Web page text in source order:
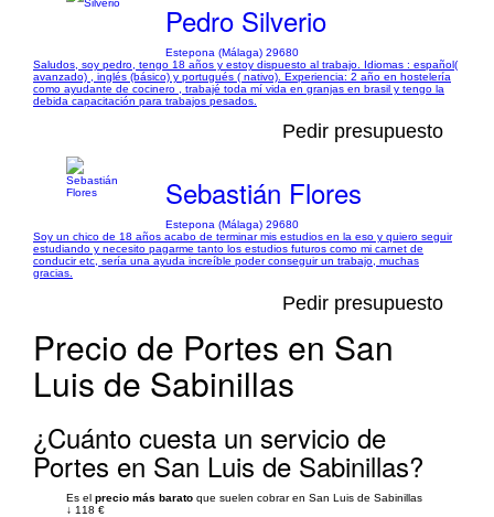
Pedro Silverio
Estepona (Málaga) 29680
Saludos, soy pedro, tengo 18 años y estoy dispuesto al trabajo. Idiomas : español(
avanzado) , inglés (básico) y portugués ( nativo). Experiencia: 2 año en hostelería
como ayudante de cocinero , trabajé toda mí vida en granjas en brasil y tengo la
debida capacitación para trabajos pesados.
Pedir presupuesto
Sebastián Flores
Estepona (Málaga) 29680
Soy un chico de 18 años acabo de terminar mis estudios en la eso y quiero seguir
estudiando y necesito pagarme tanto los estudios futuros como mi carnet de
conducir etc, sería una ayuda increíble poder conseguir un trabajo, muchas
gracias.
Pedir presupuesto
Precio de Portes en San
Luis de Sabinillas
¿Cuánto cuesta un servicio de
Portes en San Luis de Sabinillas?
Es el precio más barato que suelen cobrar en San Luis de Sabinillas
↓ 118 €